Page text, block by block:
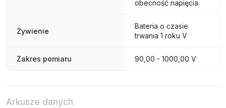
obecność napięcia.
Żywienie
Bateria o czasie
trwania 1 roku V
Zakres pomiaru 90,00 - 1000,00 V
Arkusze danych